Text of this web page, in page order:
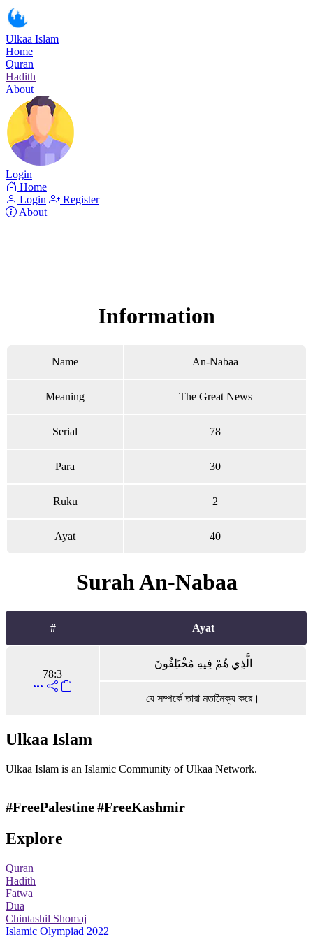
Ulkaa Islam
Home
Quran
Hadith
About
Login
Home
Login
Register
About
Information
Name An-Nabaa
Meaning The Great News
Serial 78
Para 30
Ruku 2
Ayat 40
Surah An-Nabaa
# Ayat
78:3
الَّذِي هُمْ فِيهِ مُخْتَلِفُونَ
যে সম্পর্কে তারা মতানৈক্য করে।
Ulkaa Islam
Ulkaa Islam is an Islamic Community of Ulkaa Network.
#FreePalestine#FreeKashmir
Explore
Quran
Hadith
Fatwa
Dua
Chintashil Shomaj
Islamic Olympiad 2022